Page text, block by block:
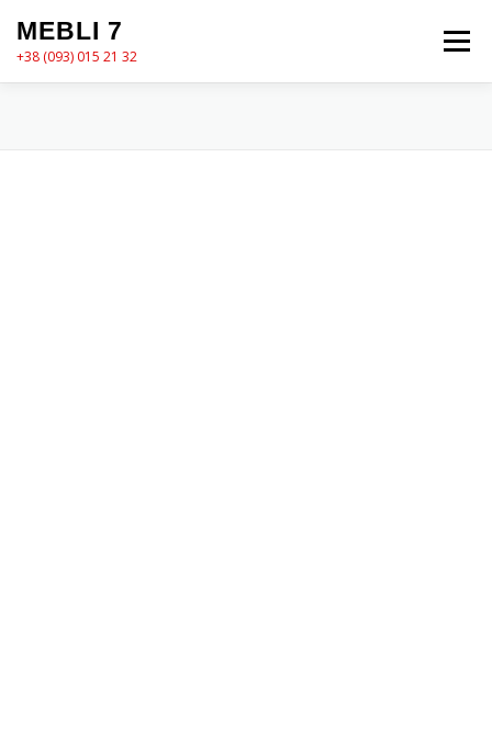
вмісту
MEBLI 7
+38 (093) 015 21 32
Меню